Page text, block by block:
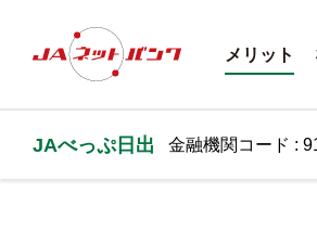
メリット
JAべっぷ日出 金融機関コード :